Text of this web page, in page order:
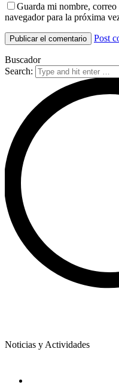
Guarda mi nombre,
navegador para la próxima
Post
Buscador
Search:
Noticias y Actividades